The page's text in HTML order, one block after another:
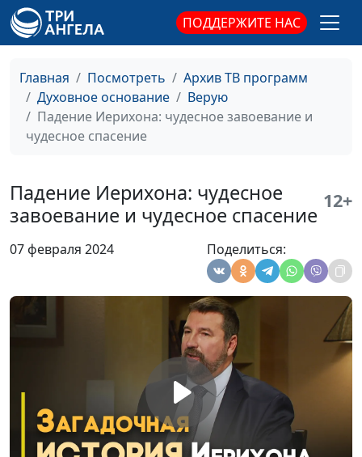
ПОДДЕРЖИТЕ НАС
Главная Посмотреть
Архив ТВ программ
Духовное основание
Верую
Падение Иерихона: чудесное завоевание и
чудесное спасение
Падение Иерихона: чудесное
завоевание и чудесное спасение
12+
07 февраля 2024 Поделиться:
Нужны ли Богу наши
старания?
Андрей Юнак,
священнослужитель
#526
Когда Бог задаёт
вопросы?
Андрей Юнак,
священнослужитель
Может ли Бог
Религиозный
фанатизм: нужен ли
он нам?
Валерий Малышев,
Олег Гончаров,
священнослужитель,
доктор практического
богословия
Что мы знаем о
Валерий Малышев,
Олег Гончаров,
священнослужитель,
доктор практического
богословия
#522
Сила Божья,
способная изменить
меня
Валерий Малышев,
Олег Гончаров,
священнослужитель,